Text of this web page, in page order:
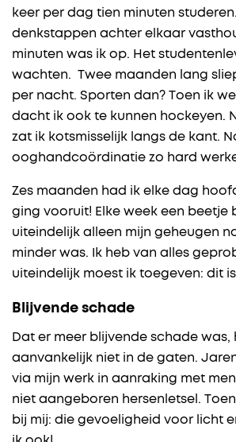
keer per dag tien minuten
denkstappen achter elkaar
minuten was ik op. Het
wachten. Twee maanden lang
per nacht. Sporten dan? Toen ik
dacht ik ook te kunnen hockeyen.
zat ik kotsmisselijk langs de kant.
ooghandcoördinatie zo hard
Zes maanden had ik elke dag
ging vooruit! Elke week een beetje
uiteindelijk alleen mijn geheugen
minder was. Ik heb van alles
uiteindelijk moest ik toegeven: dit
Blijvende schade
Dat er meer blijvende schade was,
aanvankelijk niet in de gaten.
via mijn werk in aanraking met
niet aangeboren hersenletsel.
bij mij: die gevoeligheid voor licht